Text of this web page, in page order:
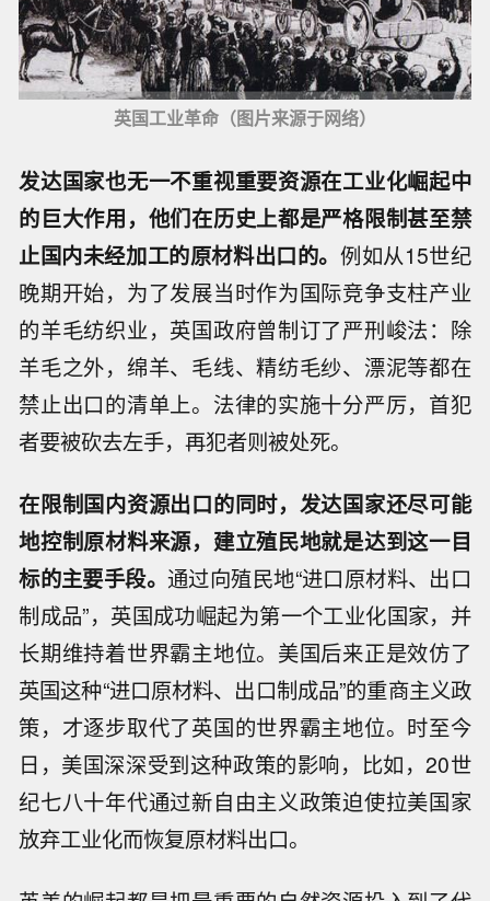
英国工业革命（图片来源于网络）
发达国家也无一不重视重要资源在工业化崛起中
的巨大作用，他们在历史上都是严格限制甚至禁
止国内未经加工的原材料出口的。 例如从15世纪
晚期开始，为了发展当时作为国际竞争支柱产业
的羊毛纺织业，英国政府曾制订了严刑峻法：除
羊毛之外，绵羊、毛线、精纺毛纱、漂泥等都在
禁止出口的清单上。法律的实施十分严厉，首犯
者要被砍去左手，再犯者则被处死。
在限制国内资源出口的同时，发达国家还尽可能
地控制原材料来源，建立殖民地就是达到这一目
标的主要手段。通过向殖民地“进口原材料、出口
制成品”，英国成功崛起为第一个工业化国家，并
长期维持着世界霸主地位。美国后来正是效仿了
英国这种“进口原材料、出口制成品”的重商主义政
策，才逐步取代了英国的世界霸主地位。时至今
日，美国深深受到这种政策的影响，比如，20世
纪七八十年代通过新自由主义政策迫使拉美国家
放弃工业化而恢复原材料出口。